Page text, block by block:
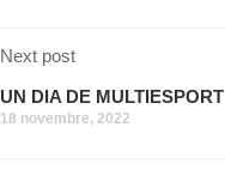
Next post
UN DIA DE MULTIESPORT
18 novembre, 2022